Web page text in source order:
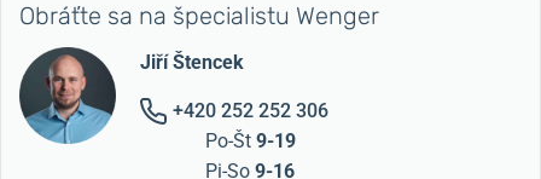
Obráťte sa na špecialistu Wenger
Jiří Štencek
+420 252 252 306
Po-Št 9-19
Pi-So 9-16